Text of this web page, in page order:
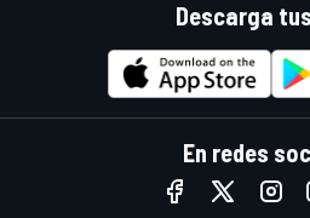
Descarga
En redes